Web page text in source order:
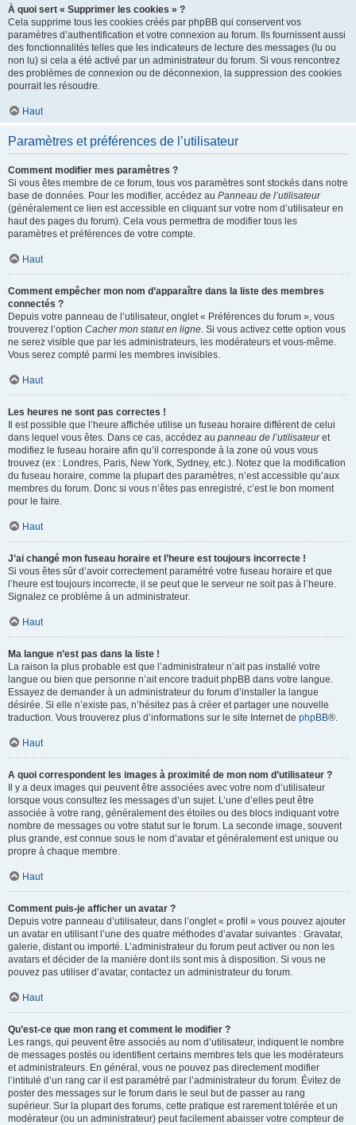
À quoi sert « Supprimer les cookies » ?
Cela supprime tous les cookies créés par phpBB qui conservent vos
paramètres d’authentification et votre connexion au forum. Ils fournissent aussi
des fonctionnalités telles que les indicateurs de lecture des messages (lu ou
non lu) si cela a été activé par un administrateur du forum. Si vous rencontrez
des problèmes de connexion ou de déconnexion, la suppression des cookies
pourrait les résoudre.
Haut
Paramètres et préférences de l’utilisateur
Comment modifier mes paramètres ?
Si vous êtes membre de ce forum, tous vos paramètres sont stockés dans notre
base de données. Pour les modifier, accédez au Panneau de l’utilisateur
(généralement ce lien est accessible en cliquant sur votre nom d’utilisateur en
haut des pages du forum). Cela vous permettra de modifier tous les
paramètres et préférences de votre compte.
Haut
Comment empêcher mon nom d’apparaître dans la liste des membres
connectés ?
Depuis votre panneau de l’utilisateur, onglet « Préférences du forum », vous
trouverez l’option Cacher mon statut en ligne. Si vous activez cette option vous
ne serez visible que par les administrateurs, les modérateurs et vous-même.
Vous serez compté parmi les membres invisibles.
Haut
Les heures ne sont pas correctes !
Il est possible que l’heure affichée utilise un fuseau horaire différent de celui
dans lequel vous êtes. Dans ce cas, accédez au panneau de l’utilisateuret
modifiez le fuseau horaire afin qu’il corresponde à la zone où vous vous
trouvez (ex : Londres, Paris, New York, Sydney, etc.). Notez que la modification
du fuseau horaire, comme la plupart des paramètres, n’est accessible qu’aux
membres du forum. Donc si vous n’êtes pas enregistré, c’est le bon moment
pour le faire.
Haut
J’ai changé mon fuseau horaire et l’heure est toujours incorrecte !
Si vous êtes sûr d’avoir correctement paramétré votre fuseau horaire et que
l’heure est toujours incorrecte, il se peut que le serveur ne soit pas à l’heure.
Signalez ce problème à un administrateur.
Haut
Ma langue n’est pas dans la liste !
La raison la plus probable est que l’administrateur n’ait pas installé votre
langue ou bien que personne n’ait encore traduit phpBB dans votre langue.
Essayez de demander à un administrateur du forum d’installer la langue
désirée. Si elle n’existe pas, n’hésitez pas à créer et partager une nouvelle
traduction. Vous trouverez plus d’informations sur le site Internet de phpBB®.
Haut
A quoi correspondent les images à proximité de mon nom d’utilisateur ?
Il y a deux images qui peuvent être associées avec votre nom d’utilisateur
lorsque vous consultez les messages d’un sujet. L’une d’elles peut être
associée à votre rang, généralement des étoiles ou des blocs indiquant votre
nombre de messages ou votre statut sur le forum. La seconde image, souvent
plus grande, est connue sous le nom d’avatar et généralement est unique ou
propre à chaque membre.
Haut
Comment puis-je afficher un avatar ?
Depuis votre panneau d’utilisateur, dans l’onglet « profil » vous pouvez ajouter
un avatar en utilisant l’une des quatre méthodes d’avatar suivantes : Gravatar,
galerie, distant ou importé. L’administrateur du forum peut activer ou non les
avatars et décider de la manière dont ils sont mis à disposition. Si vous ne
pouvez pas utiliser d’avatar, contactez un administrateur du forum.
Haut
Qu’est-ce que mon rang et comment le modifier ?
Les rangs, qui peuvent être associés au nom d’utilisateur, indiquent le nombre
de messages postés ou identifient certains membres tels que les modérateurs
et administrateurs. En général, vous ne pouvez pas directement modifier
l’intitulé d’un rang car il est paramétré par l’administrateur du forum. Évitez de
poster des messages sur le forum dans le seul but de passer au rang
supérieur. Sur la plupart des forums, cette pratique est rarement tolérée et un
modérateur (ou un administrateur) peut facilement abaisser votre compteur de